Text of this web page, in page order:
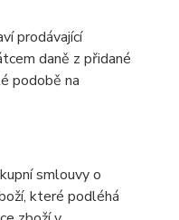
prodávající
daně z přidané
podobě na
smlouvy o
které podléhá